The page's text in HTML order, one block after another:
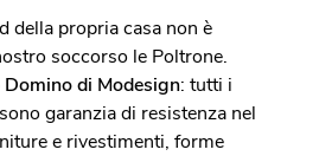
della propria casa non è
soccorso le Poltrone.
di Modesign: tutti i
garanzia di resistenza nel
e rivestimenti, forme